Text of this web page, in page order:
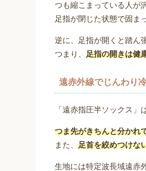
つも縮こまっている人が
足指が閉じた状態で固ま
逆に、足指が開くと踏ん
つまり、 足指の開きは健
遠赤外線でじんわり
「遠赤指圧半ソックス」
つま先がきちんと分かれ
また、 足首を絞めつけな
生地には特定波長域遠赤